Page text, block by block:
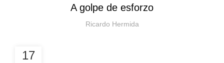
A golpe de esforzo
Ricardo Hermida
17